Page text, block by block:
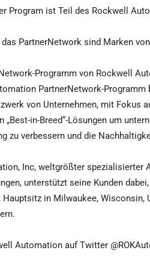
Program ist Teil des Rockwell
PartnerNetwork sind Marken
Programm von Rockwell
PartnerNetwork-
von Unternehmen, mit Fokus
„Best-in-Breed“-Lösungen um
zu verbessern und die
Inc, weltgrößter spezialisierter
unterstützt seine Kunden
Hauptsitz in Milwaukee,
Automation auf Twitter